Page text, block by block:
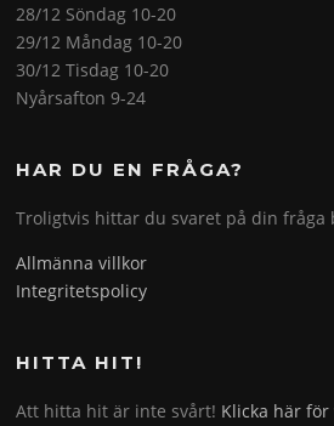
28/12 Söndag 10-20
29/12 Måndag 10-20
30/12 Tisdag 10-20
Nyårsafton 9-24
HAR DU EN FRÅGA?
Troligtvis hittar du svaret på din fråga
Allmänna villkor
Integritetspolicy
HITTA HIT!
Att hitta hit är inte svårt! Klicka här